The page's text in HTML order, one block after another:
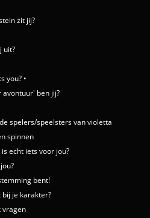
zit jij?
uit?
you? •
ben jij?
spelers/speelsters van violetta
spinnen
echt iets voor jou?
bent!
bij je karakter?
vragen